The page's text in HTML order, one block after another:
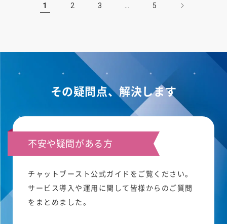
1 2 3 … 5
その疑問点、解決します
不安や疑問がある方
チャットブースト公式ガイドをご覧ください。
サービス導入や運用に関して皆様からのご質問
をまとめました。